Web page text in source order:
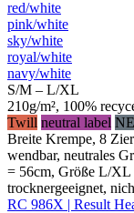
red/​white
pink/​white
sky/​white
royal/​white
navy/​white
S/M – L/XL
210g/m², 100%
Twill neutral label
Breite Krempe, 8
wendbar, neutrales
= 56cm, Größe L/XL
trocknergeeignet,
RC 986X | Result